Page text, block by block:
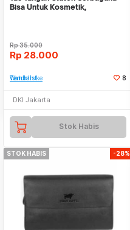
Bisa Untuk Kosmetik,
Rp35.000
Rp 28.000
Tambah ke Watchlist 8
DKI Jakarta
Stok Habis
STOK HABIS -28%